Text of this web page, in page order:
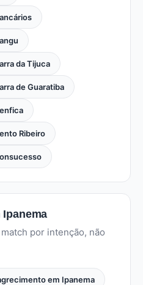
da Tijuca
de Guaratiba
Ribeiro
por intenção, não
em Ipanema